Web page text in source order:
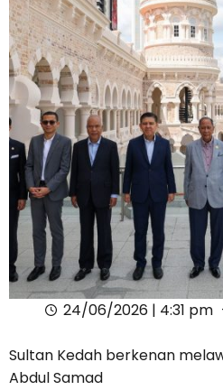
24/06/2026 | 4:31 pm
Sultan Kedah berkenan
Abdul Samad